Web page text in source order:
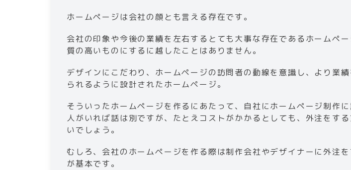
ホームページは会社の顔とも言える存在です。
会社の印象や今後の業績を左右するとても大事な存在であるホームペー
質の高いものにするに越したことはありません。
デザインにこだわり、ホームページの訪問者の動線を意識し、より業
られるように設計されたホームページ。
そういったホームページを作るにあたって、自社にホームページ制作に
人がいれば話は別ですが、たとえコストがかかるとしても、外注をする
いでしょう。
むしろ、会社のホームページを作る際は制作会社やデザイナーに外注を
が基本です。